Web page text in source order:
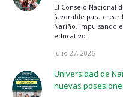
El Consejo Nacional
favorable para crear
Nariño, impulsando
educativo.
julio 27, 2026
Universidad de
nuevas